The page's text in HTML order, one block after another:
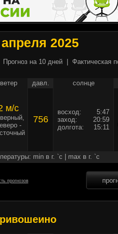
2025
Прогноз на 10 дней Фактическая
ветер давл. солнце
м/c
-
756
восход:
5:47
заход:
20:59
долгота:
15:11
min в г. `c | max в г. `c
прогнозов